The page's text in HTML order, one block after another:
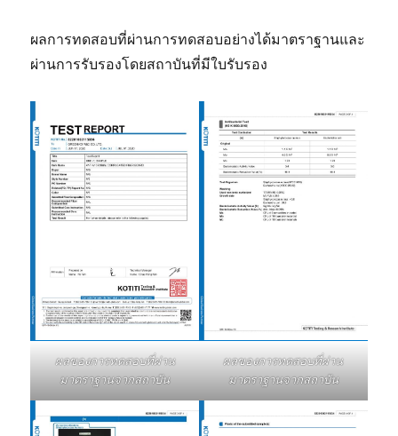
ผลการทดสอบที่ผ่านการทดสอบอย่างได้มาตราฐานและ
ผ่านการรับรองโดยสถาบันที่มีใบรับรอง
ผลของการทดสอบที่ผ่าน
มาตราฐานจากสถาบัน
ผลของการทดสอบที่ผ่าน
มาตราฐานจากสถาบัน